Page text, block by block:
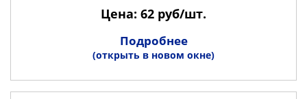
Цена: 62 руб/шт.
Подробнее
(открыть в новом окне)